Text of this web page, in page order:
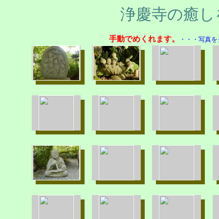
浄慶寺の癒
手動でめくれます。 ・・・写真